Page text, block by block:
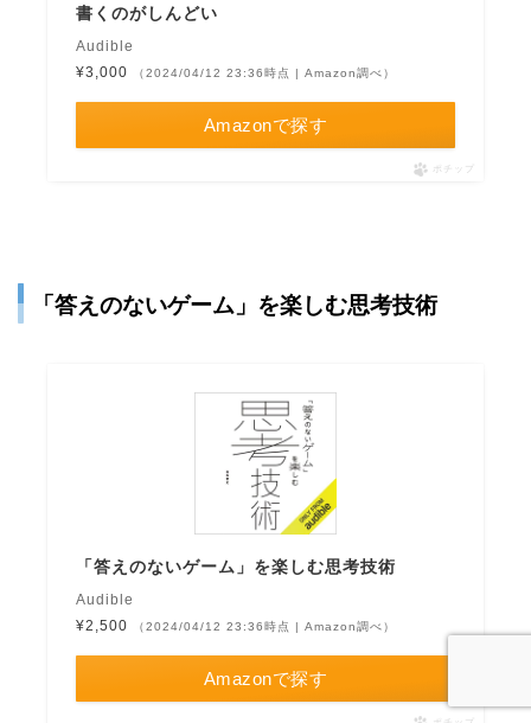
書くのがしんどい
Audible
¥3,000
（2024/04/12 23:36時点 | Amazon調べ）
Amazonで探す
ポチップ
「答えのないゲーム」を楽しむ思考技術
「答えのないゲーム」を楽しむ思考技術
Audible
¥2,500
（2024/04/12 23:36時点 | Amazon調べ）
Amazonで探す